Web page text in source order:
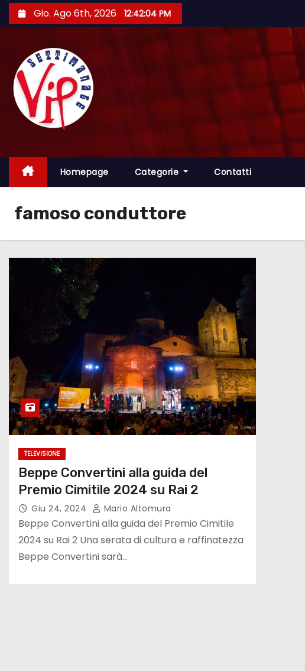
a
n
e
t
Gio. Ago 6th, 2026 12:42:05 PM
Homepage Categorie Contatti
famoso conduttore
TELEVISIONE
Beppe Convertini alla guida del
Premio Cimitile 2024 su Rai 2
Giu 24, 2024 Mario Altomura
Beppe Convertini alla guida del Premio Cimitile
2024 su Rai 2 Una serata di cultura e raffinatezza
Beppe Convertini sarà…